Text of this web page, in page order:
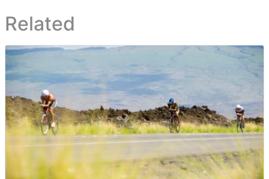
Related